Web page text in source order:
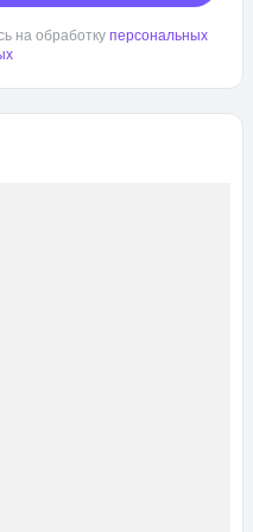
на обработку персональных